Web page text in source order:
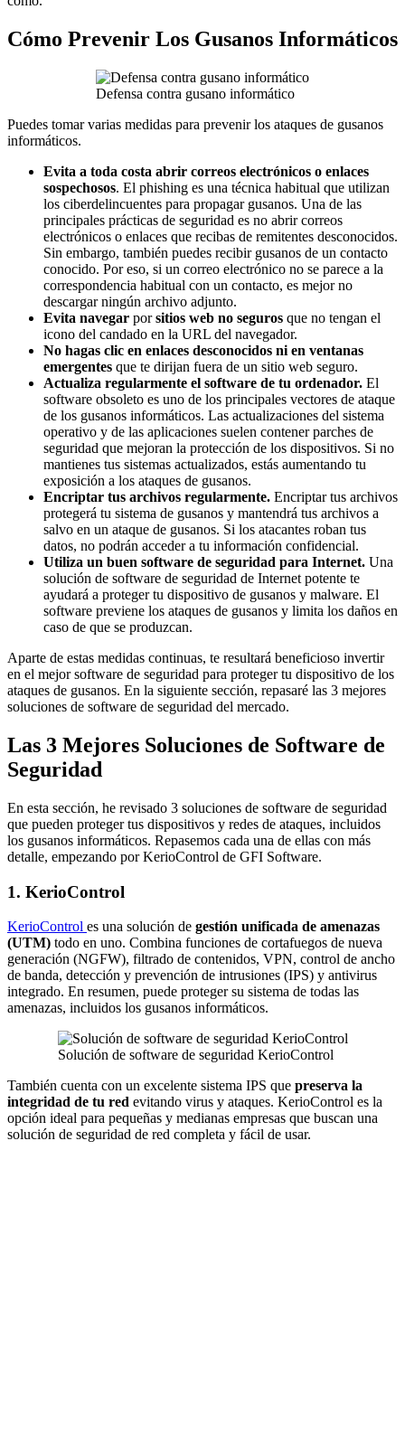
Cómo Prevenir Los Gusanos Informáticos
Defensa contra gusano informático
Puedes tomar varias medidas para prevenir los ataques de gusanos
informáticos.
Evita a toda costa abrir correos electrónicos o enlaces
sospechosos. El phishing es una técnica habitual que utilizan
los ciberdelincuentes para propagar gusanos. Una de las
principales prácticas de seguridad es no abrir correos
electrónicos o enlaces que recibas de remitentes desconocidos.
Sin embargo, también puedes recibir gusanos de un contacto
conocido. Por eso, si un correo electrónico no se parece a la
correspondencia habitual con un contacto, es mejor no
descargar ningún archivo adjunto.
Evita navegar porsitios web no seguros que no tengan el
icono del candado en la URL del navegador.
No hagas clic en enlaces desconocidos ni en ventanas
emergentes que te dirijan fuera de un sitio web seguro.
Actualiza regularmente el software de tu ordenador. El
software obsoleto es uno de los principales vectores de ataque
de los gusanos informáticos. Las actualizaciones del sistema
operativo y de las aplicaciones suelen contener parches de
seguridad que mejoran la protección de los dispositivos. Si no
mantienes tus sistemas actualizados, estás aumentando tu
exposición a los ataques de gusanos.
Encriptar tus archivos regularmente. Encriptar tus archivos
protegerá tu sistema de gusanos y mantendrá tus archivos a
salvo en un ataque de gusanos. Si los atacantes roban tus
datos, no podrán acceder a tu información confidencial.
Utiliza un buen software de seguridad para Internet. Una
solución de software de seguridad de Internet potente te
ayudará a proteger tu dispositivo de gusanos y malware. El
software previene los ataques de gusanos y limita los daños en
caso de que se produzcan.
Aparte de estas medidas continuas, te resultará beneficioso invertir
en el mejor software de seguridad para proteger tu dispositivo de los
ataques de gusanos. En la siguiente sección, repasaré las 3 mejores
soluciones de software de seguridad del mercado.
Las 3 Mejores Soluciones de Software de
Seguridad
En esta sección, he revisado 3 soluciones de software de seguridad
que pueden proteger tus dispositivos y redes de ataques, incluidos
los gusanos informáticos. Repasemos cada una de ellas con más
detalle, empezando por KerioControl de GFI Software.
1. KerioControl
KerioControl es una solución de gestión unificada de amenazas
(UTM) todo en uno. Combina funciones de cortafuegos de nueva
generación (NGFW), filtrado de contenidos, VPN, control de ancho
de banda, detección y prevención de intrusiones (IPS) y antivirus
integrado. En resumen, puede proteger su sistema de todas las
amenazas, incluidos los gusanos informáticos.
Solución de software de seguridad KerioControl
También cuenta con un excelente sistema IPS que preserva la
integridad de tu red evitando virus y ataques. KerioControl es la
opción ideal para pequeñas y medianas empresas que buscan una
solución de seguridad de red completa y fácil de usar.